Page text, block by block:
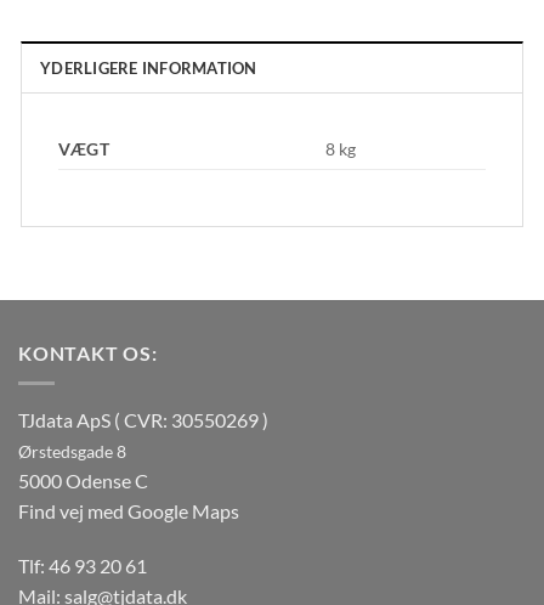
YDERLIGERE INFORMATION
VÆGT 8 kg
KONTAKT OS:
TJdata ApS ( CVR: 30550269 )
Ørstedsgade 8
5000 Odense C
Find vej med Google Maps
Tlf: 46 93 20 61
Mail: salg@tjdata.dk